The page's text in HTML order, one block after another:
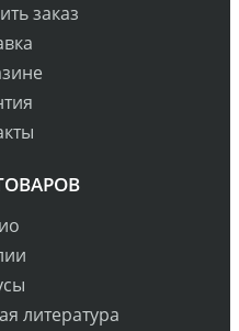
заказ
литература